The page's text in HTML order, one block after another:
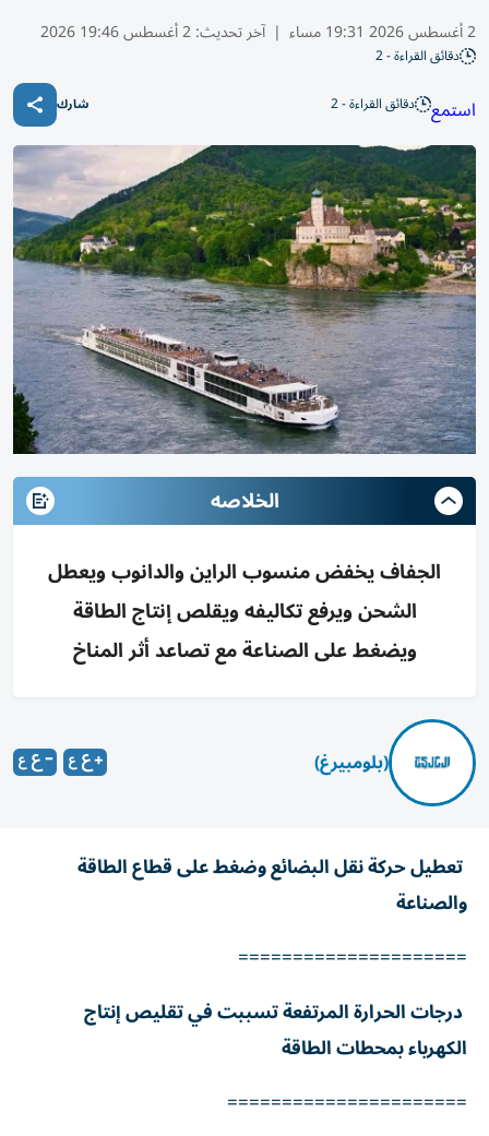
2 أغسطس 2026 19:31 مساء | آخر تحديث:2 أغسطس 19:46 2026
دقائق القراءة - 2
استمع دقائق القراءة - 2 شارك
الخلاصه
الجفاف يخفض منسوب الراين والدانوب ويعطل
الشحن ويرفع تكاليفه ويقلص إنتاج الطاقة
ويضغط على الصناعة مع تصاعد أثر المناخ
(بلومبيرغ)
تعطيل حركة نقل البضائع وضغط على قطاع الطاقة
والصناعة
=====================
درجات الحرارة المرتفعة تسببت في تقليص إنتاج
الكهرباء بمحطات الطاقة
======================